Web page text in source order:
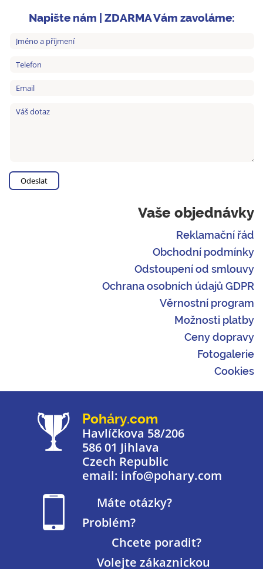
Napište nám | ZDARMA Vám zavoláme:
Vaše objednávky
Reklamační řád
Obchodní podmínky
Odstoupení od smlouvy
Ochrana osobních údajů GDPR
Věrnostní program
Možnosti platby
Ceny dopravy
Fotogalerie
Cookies
Poháry.com
Havlíčkova 58/206
586 01 Jihlava
Czech Republic
email: info@pohary.com
Máte otázky?
Problém?
Chcete poradit?
Volejte zákaznickou